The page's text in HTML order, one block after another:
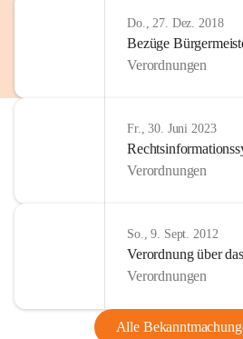
Do., 27. Dez. 2018
Bezüge
Verordnungen
Fr., 30. Juni 2023
Verordnungen
So., 9. Sept. 2012
Verordnung über
Verordnungen
Alle